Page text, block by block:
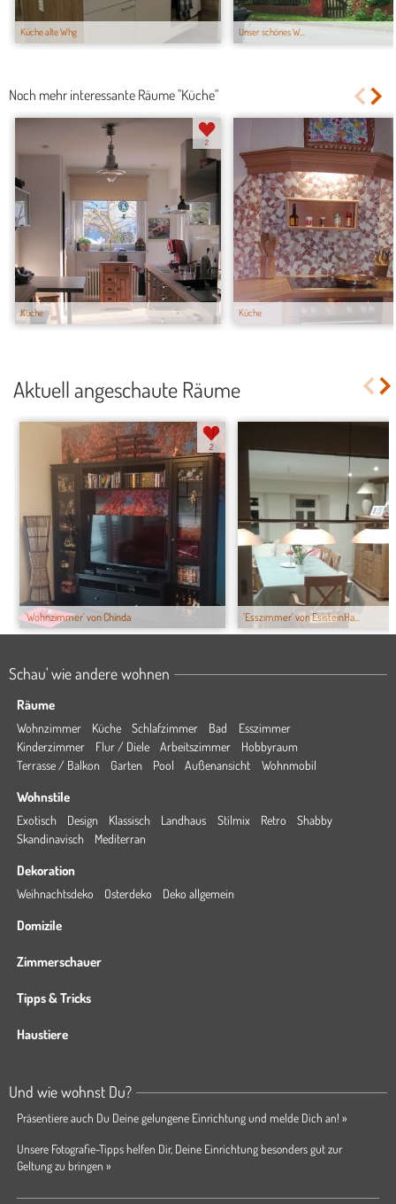
Küche alte Whg Unser schönes W...
Noch mehr interessante Räume "Küche"
Küche
2
Küche
Aktuell angeschaute Räume
'Wohnzimmer' von Chinda
2
'Esszimmer' von EsisteinHa...
Schau' wie andere wohnen
Räume
Wohnzimmer Küche Schlafzimmer Bad
Esszimmer
Kinderzimmer
Flur / Diele Arbeitszimmer
Hobbyraum
Terrasse / Balkon
Garten Pool Außenansicht Wohnmobil
Wohnstile
Exotisch Design Klassisch Landhaus Stilmix Retro
Shabby
Skandinavisch
Mediterran
Dekoration
Weihnachtsdeko Osterdeko Deko allgemein
Domizile
Zimmerschauer
Tipps & Tricks
Haustiere
Und wie wohnst Du?
Präsentiere auch Du Deine gelungene Einrichtung und melde Dich an! »
Unsere Fotografie-Tipps helfen Dir, Deine Einrichtung besonders gut zur
Geltung zu bringen »